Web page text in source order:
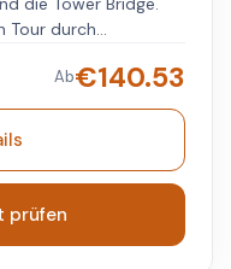
Tour durch
einem 3-stündigen
Sehen Sie den
Westminster
Square. An
die Zeremonie des
Ab€140.53
prüfen